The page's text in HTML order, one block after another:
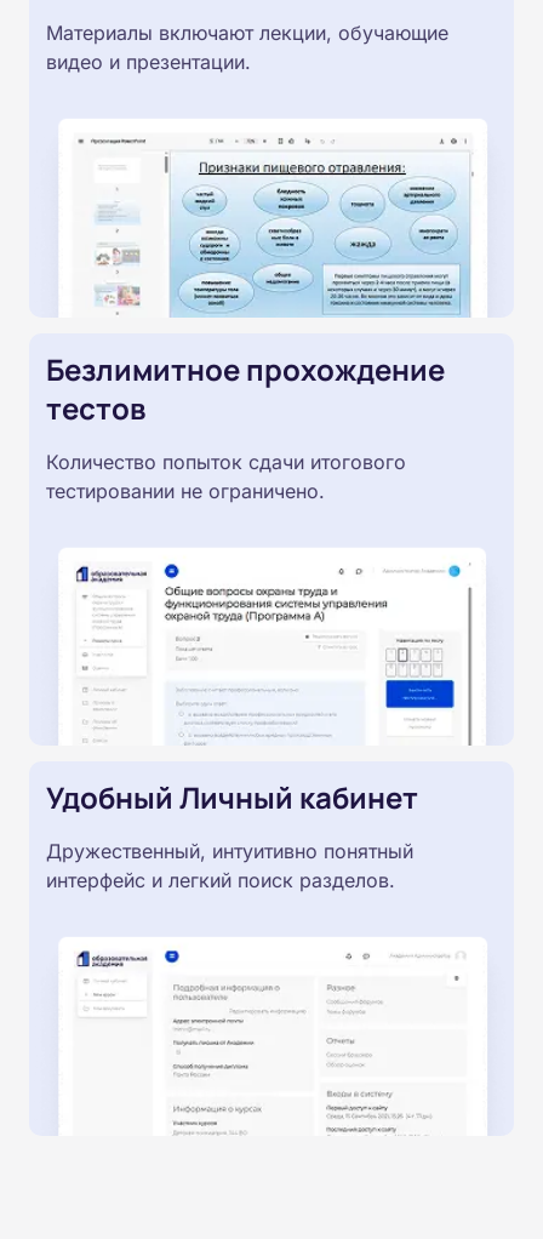
Материалы включают лекции, обучающие
видео и презентации.
Безлимитное прохождение
тестов
Количество попыток сдачи итогового
тестировании не ограничено.
Удобный Личный кабинет
Дружественный, интуитивно понятный
интерфейс и легкий поиск разделов.